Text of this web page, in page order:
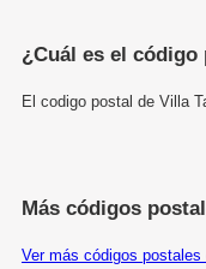
¿Cuál es el
El codigo postal de Villa
Más códigos
Ver más códigos postales